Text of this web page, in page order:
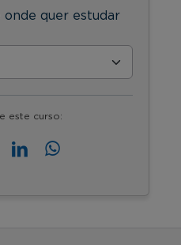
onde quer estudar
este curso: